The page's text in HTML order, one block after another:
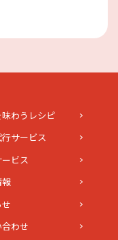
わうレシピ
サービス
ビス
報
わせ